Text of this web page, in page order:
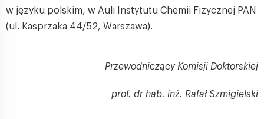
w języku polskim, w Auli Instytutu Chemii Fizycznej PAN
(ul. Kasprzaka 44/52, Warszawa).
Przewodniczący Komisji Doktorskiej
prof. dr hab. inż. Rafał Szmigielski